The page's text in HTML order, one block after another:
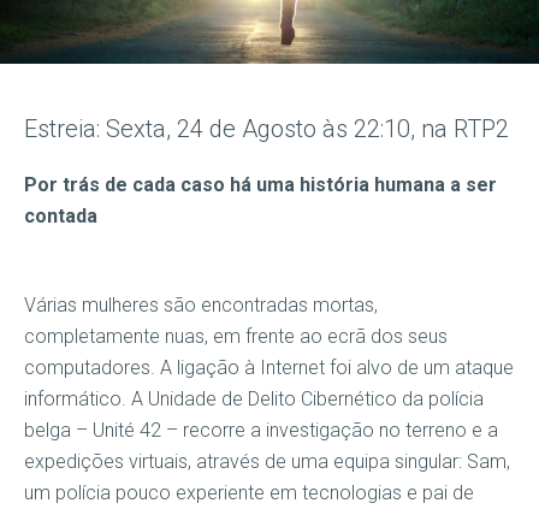
Estreia: Sexta, 24 de Agosto às 22:10, na RTP2
Por trás de cada caso há uma história humana a ser
contada
Várias mulheres são encontradas mortas,
completamente nuas, em frente ao ecrã dos seus
computadores. A ligação à Internet foi alvo de um ataque
informático. A Unidade de Delito Cibernético da polícia
belga – Unité 42 – recorre a investigação no terreno e a
expedições virtuais, através de uma equipa singular: Sam,
um polícia pouco experiente em tecnologias e pai de